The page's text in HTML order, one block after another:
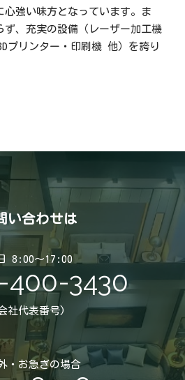
心強い味方となっています。ま
ず、充実の設備（レーザー加工機
プリンター・印刷機 他）を誇り
い合わせは
8:00～17:00
400-3430
社代表番号)
・お急ぎの場合